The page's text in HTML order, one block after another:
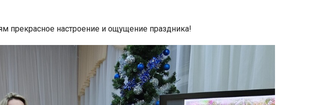
прекрасное настроение и ощущение праздника!